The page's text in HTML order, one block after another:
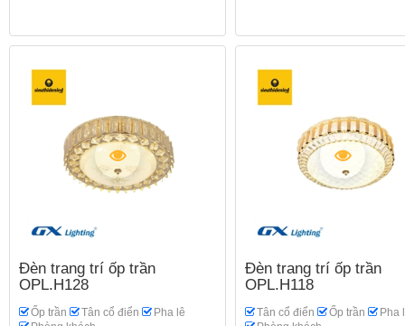
Đèn trang trí ốp trần
OPL.H128
Ốp trần Tân cổ điển
Pha lê
Đèn trang trí ốp trần
OPL.H118
Tân cổ điển Ốp trần
Pha